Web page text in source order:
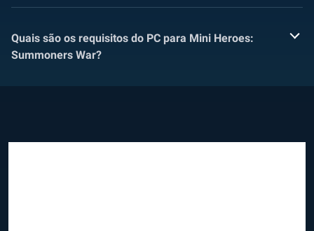
Quais são os requisitos do PC para Mini Heroes:
Summoners War?